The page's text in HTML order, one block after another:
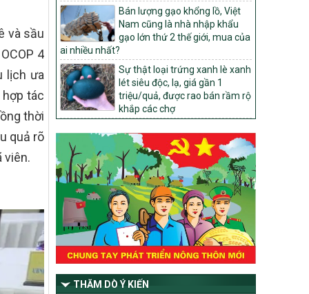
và sầu
4
lịch ưa
tác
thời
quả rõ
viên.
Phê duyệt danh sách các xã thuộc nhóm
1, nhóm 2, nhóm 3 trong xây dựng nông
thôn mới giai đoạn 2026-2030 trên địa
bàn tỉnh Nghệ An
103/PTNT-NTM
Về việc đăng ký thực hiện Dự án liên kết
theo chuỗi giá trị thuộc Dự án 2 –
Chương trình Mục tiêu quốc gia Giảm
nghèo bền vững giai đoạn 2021-2025
được kéo dài sang năm 2026
827/QĐ-BNNMT
Quyết định Ban hành Kế hoạch triển khai
thực hiện Chương trình mục tiêu quốc gia
xây dựng nông thôn mới, giảm nghèo
bền vững và phát triển kinh tế – xã hội
vùng đồng bào dân tộc thiểu số và miền
núi giai đoạn 2026-2035, giai đoạn I: Từ
năm 2026 đến năm 2030
14/2026/TT-BNNMT
Hướng dẫn thực hiện một số nội dung
Bán lượng gạo khổng lồ, Việt
Nam cũng là nhà nhập khẩu
gạo lớn thứ 2 thế giới, mua của
ai nhiều nhất?
Sự thật loại trứng xanh lè xanh
lét siêu độc, lạ, giá gần 1
triệu/quả, được rao bán rầm rộ
khắp các chợ
THĂM DÒ Ý KIẾN